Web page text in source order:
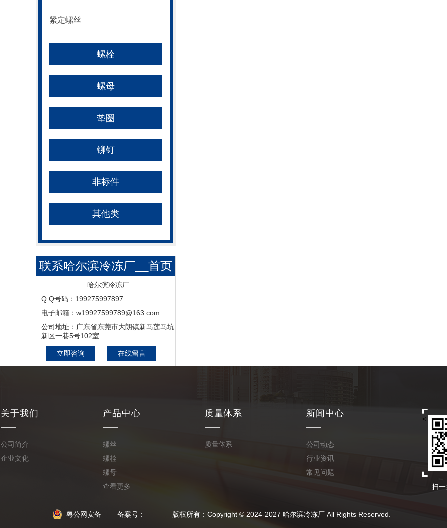
紧定螺丝
螺栓
螺母
垫圈
铆钉
非标件
其他类
联系哈尔滨冷冻厂__首页
__哈尔滨冷冻厂
哈尔滨冷冻厂
Q Q号码：199275997897
电子邮箱：w19927599789@163.com
公司地址：广东省东莞市大朗镇新马莲马坑
新区一巷5号102室
立即咨询 在线留言
关于我们
公司简介
企业文化
产品中心
螺丝
螺栓
螺母
查看更多
质量体系
质量体系
新闻中心
公司动态
行业资讯
常见问题
扫一
<
粤公网安备 备案号： 版权所有：Copyright © 2024-2027 哈尔滨冷冻厂 All Rights Reserved.